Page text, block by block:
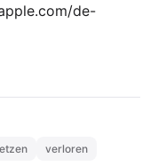
de-
verloren